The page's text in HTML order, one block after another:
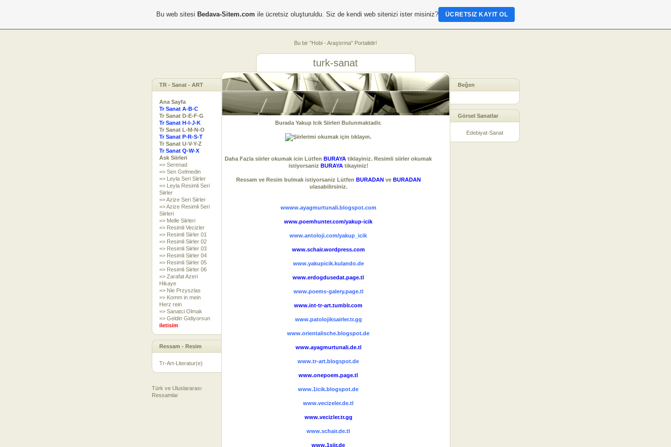
Bu bir "Hobi - Araştırma" Portalidir!
TR - Sanat - ART
Ana Sayfa
Tr Sanat A-B-C
Tr Sanat D-E-F-G
Tr Sanat H-I-J-K
Tr Sanat L-M-N-O
Tr Sanat P-R-S-T
Tr Sanat U-V-Y-Z
Tr Sanat Q-W-X
Ask Siirleri
=> Serenad
=> Sen Gelmedin
=> Leyla Seri Siirler
=> Leyla Resimli Seri
Siirler
=> Azize Seri Siirler
=> Azize Resimli Seri
Siirleri
=> Melle Siirleri
=> Resimli Vecizler
=> Resimli Siirler 01
=> Resimli Siirler 02
=> Resimli Siirler 03
=> Resimli Siirler 04
=> Resimli Siirler 05
=> Resimli Siirler 06
=> Zarafat Azeri
Hikaye
=> Nie Przyszlas
=> Komm in mein
Herz rein
=> Sanatci Olmak
=> Geldin Gidiyorsun
iletisim
Ressam - Resim
Tr-Art-Literatur(e)
Türk ve Uluslararası
Ressamlar
turk-sanat
Burada Yakup Icik Siirleri Bulunmaktadir.
Daha Fazla siirler okumak icin Lütfen BURAYA tiklayiniz. Resimli siirler okumak
istiyorsaniz BURAYAtikayiniz!
Ressam ve Resim bulmak istiyorsaniz Lütfen BURADANve BURADAN
ulasabilirsiniz.
wwww.ayagmurtunali.blogspot.com
www.poemhunter.com/yakup-icik
www.antoloji.com/yakup_icik
www.schair.wordpress.com
www.yakupicik.kulando.de
www.erdogdusedat.page.tl
www.poems-galery.page.tl
www.int-tr-art.tumblr.com
www.patolojiksairler.tr.gg
www.orientalische.blogspot.de
www.ayagmurtunali.de.tl
www.tr-art.blogspot.de
www.onepoem.page.tl
www.1icik.blogspot.de
www.vecizeler.de.tl
www.vecizler.tr.gg
www.schair.de.tl
www.1siir.de
Beğen
Görsel Sanatlar
Edebiyat-Sanat
Bu web sitesi Bedava-Sitem.com ile ücretsiz oluşturuldu. Siz de kendi web sitenizi ister misiniz? ÜCRETSIZ KAYIT OL